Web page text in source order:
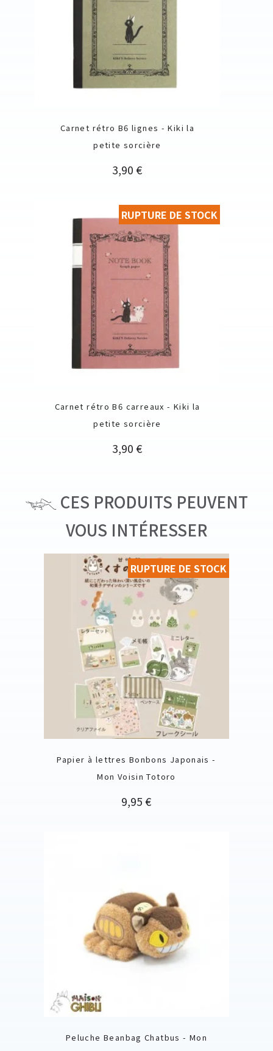
Carnet rétro B6 lignes - Kiki la
petite sorcière
Prix
3,90 €
Carnet rétro B6 carreaux - Kiki la
petite sorcière
Prix
3,90 €
RUPTURE DE STOCK
CES PRODUITS PEUVENT
VOUS INTÉRESSER
Papier à lettres Bonbons Japonais -
Mon Voisin Totoro
Prix
9,95 €
RUPTURE DE STOCK
Peluche Beanbag Chatbus - Mon